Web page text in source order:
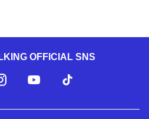
OFFICIAL SNS